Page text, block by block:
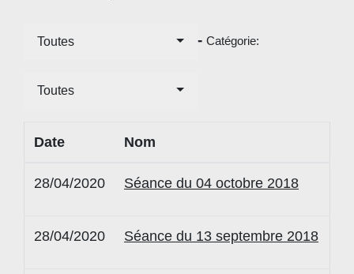
Toutes - Catégorie:
Toutes
Date Nom
28/04/2020 Séance du 04 octobre 2018
28/04/2020 Séance du 13 septembre 2018